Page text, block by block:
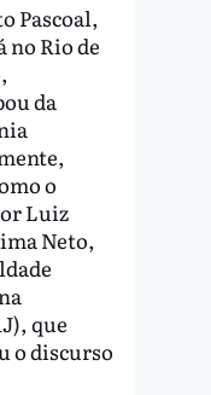
Pascoal,
no Rio de
da
o
Luiz
Neto,
que
o discurso